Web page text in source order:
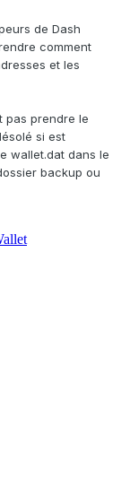
de Dash
comment
et les
pas prendre le
si est
wallet.dat dans le
backup ou